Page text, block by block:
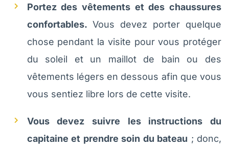
Portez des vêtements et des chaussures
confortables. Vous devez porter quelque
chose pendant la visite pour vous protéger
du soleil et un maillot de bain ou des
vêtements légers en dessous afin que vous
vous sentiez libre lors de cette visite.
Vous devez suivre les instructions du
capitaine et prendre soin du bateau ; donc,